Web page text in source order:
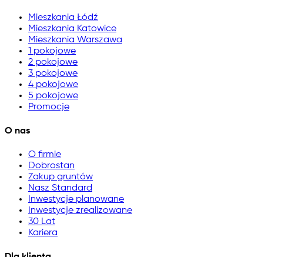
Mieszkania Łódź
Mieszkania Katowice
Mieszkania Warszawa
1 pokojowe
2 pokojowe
3 pokojowe
4 pokojowe
5 pokojowe
Promocje
O nas
O firmie
Dobrostan
Zakup gruntów
Nasz Standard
Inwestycje planowane
Inwestycje zrealizowane
30 Lat
Kariera